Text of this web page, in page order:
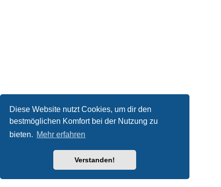
Diese Website nutzt Cookies, um dir den
bestmöglichen Komfort bei der Nutzung zu
bieten. Mehr erfahren
Verstanden!